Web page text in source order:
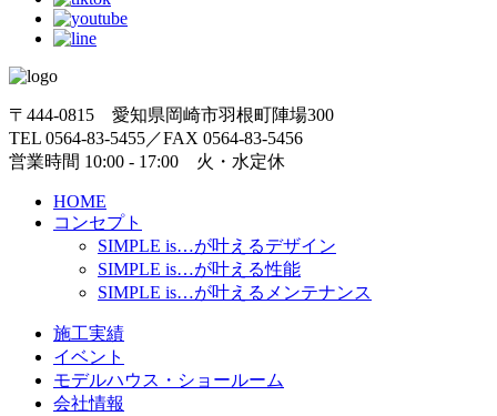
〒444-0815 愛知県岡崎市羽根町陣場300
TEL 0564-83-5455／FAX 0564-83-5456
営業時間 10:00 - 17:00 火・水定休
HOME
コンセプト
SIMPLE is…が叶えるデザイン
SIMPLE is…が叶える性能
SIMPLE is…が叶えるメンテナンス
施工実績
イベント
モデルハウス・ショールーム
会社情報